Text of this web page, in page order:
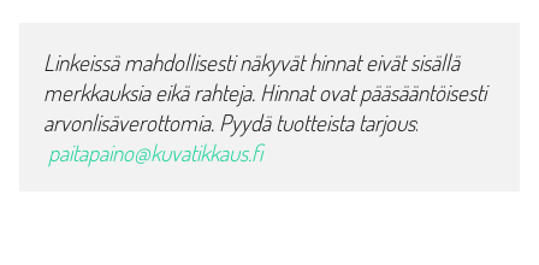
Linkeissä mahdollisesti näkyvät hinnat eivät sisällä
merkkauksia eikä rahteja. Hinnat ovat pääsääntöisesti
arvonlisäverottomia. Pyydä tuotteista tarjous:
paitapaino@kuvatikkaus.fi